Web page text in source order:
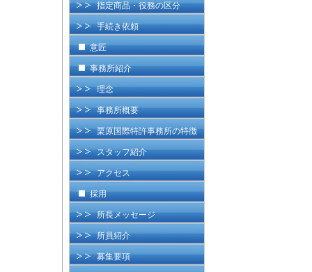
指定商品・役務の区分
手続き依頼
意匠
事務所紹介
理念
事務所概要
栗原国際特許事務所の特徴
スタッフ紹介
アクセス
採用
所長メッセージ
所員紹介
募集要項